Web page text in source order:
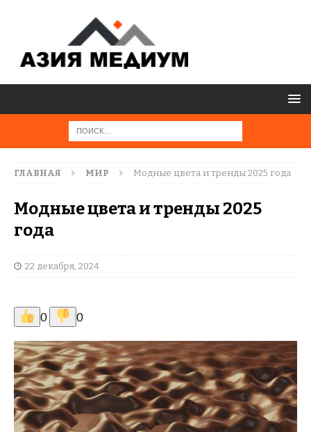
ГЛАВНАЯ МИР Модные цвета и тренды 2025 года
Модные цвета и тренды 2025
года
22 декабря, 2024
0 0